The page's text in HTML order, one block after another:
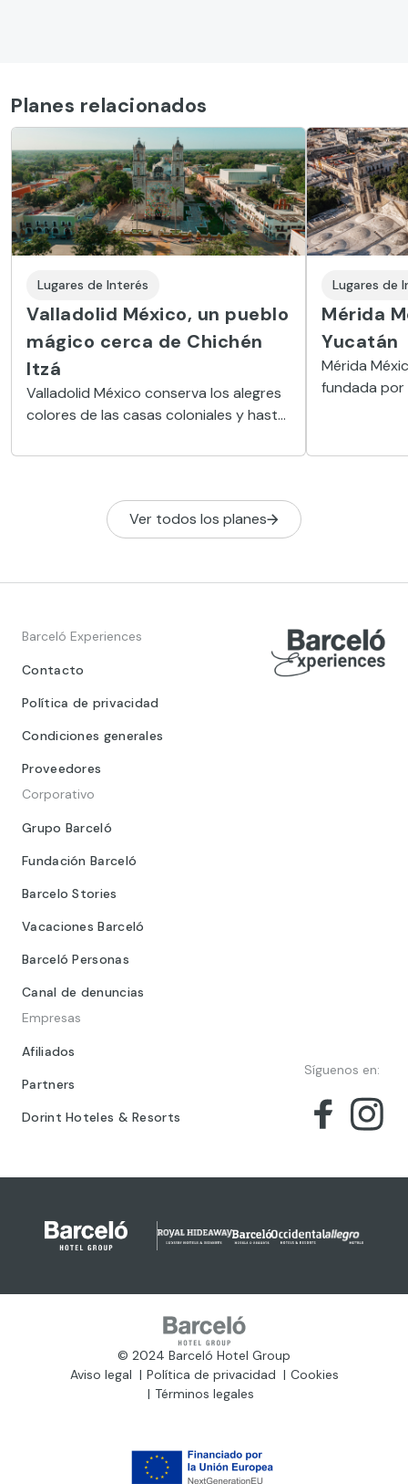
Planes relacionados
Lugares de Interés
Valladolid México, un pueblo
mágico cerca de Chichén
Itzá
Valladolid México conserva los alegres
colores de las casas coloniales y hasta
hacia las pirámides mayas más
Lugares de
Mérida
Yucatán
Mérida
fundada por
Ver todos los planes
Barceló Experiences
Contacto
Política de privacidad
Condiciones generales
Proveedores
Corporativo
Grupo Barceló
Fundación Barceló
Barcelo Stories
Vacaciones Barceló
Barceló Personas
Canal de denuncias
Empresas
Afiliados
Partners
Dorint Hoteles & Resorts
Síguenos en:
© 2024 Barceló Hotel Group
Aviso legal
Política de privacidad
Cookies
Términos legales